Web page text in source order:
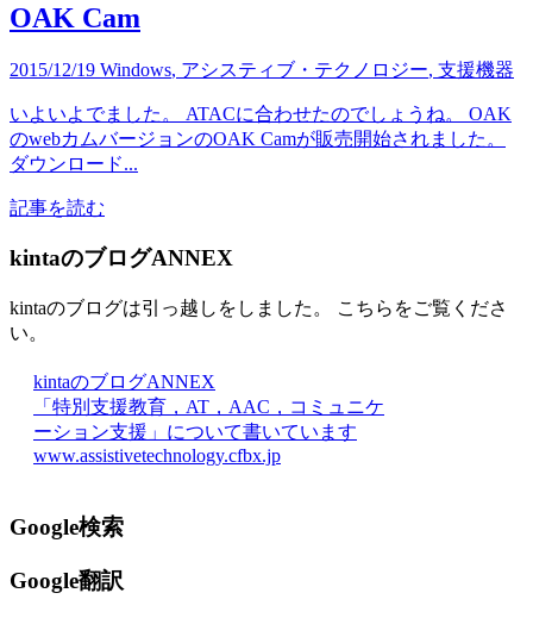
OAK Cam
2015/12/19 Windows, アシスティブ・テクノロジー, 支援機器
いよいよでました。 ATACに合わせたのでしょうね。 OAK
のwebカムバージョンのOAK Camが販売開始されました。
ダウンロード...
記事を読む
kintaのブログANNEX
kintaのブログは引っ越しをしました。 こちらをご覧くださ
い。
kintaのブログANNEX
「特別支援教育，AT，AAC，コミュニケ
ーション支援」について書いています
www.assistivetechnology.cfbx.jp
Google検索
Google翻訳